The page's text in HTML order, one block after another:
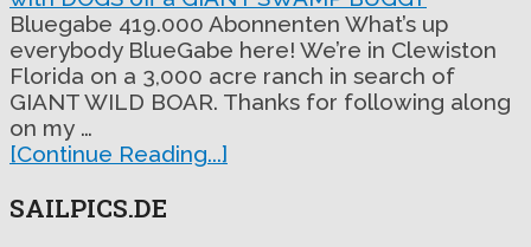
Bluegabe 419.000 Abonnenten What’s up
everybody BlueGabe here! We’re in Clewiston
Florida on a 3,000 acre ranch in search of
GIANT WILD BOAR. Thanks for following along
on my …
[Continue Reading...]
SAILPICS.DE